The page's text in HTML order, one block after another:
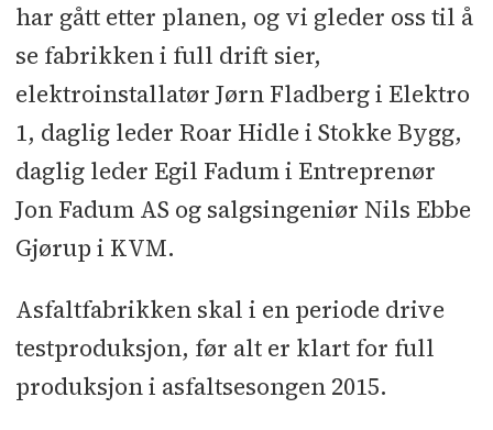
har gått etter planen, og vi gleder oss til å
se fabrikken i full drift sier,
elektroinstallatør Jørn Fladberg i Elektro
1, daglig leder Roar Hidle i Stokke Bygg,
daglig leder Egil Fadum i Entreprenør
Jon Fadum AS og salgsingeniør Nils Ebbe
Gjørup i KVM.
Asfaltfabrikken skal i en periode drive
testproduksjon, før alt er klart for full
produksjon i asfaltsesongen 2015.